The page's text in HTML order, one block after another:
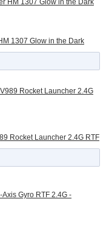
1307 Glow in the Dark
Rocket Launcher 2.4G RTF